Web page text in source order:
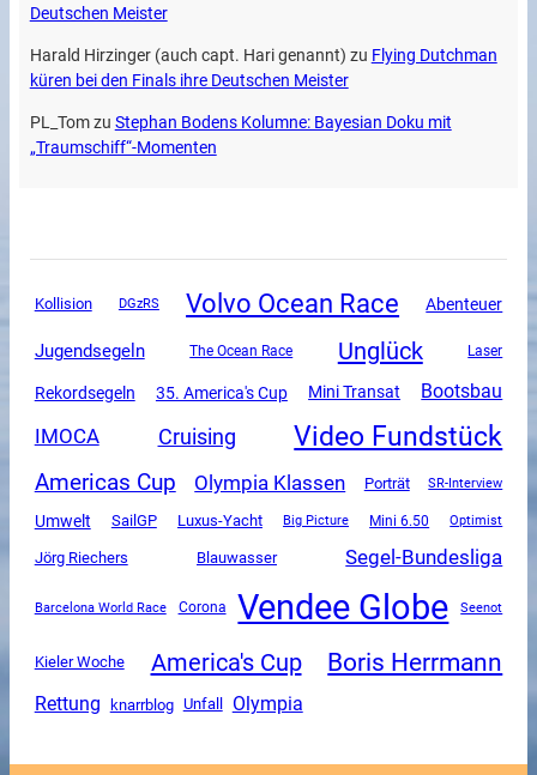
Deutschen Meister
Harald Hirzinger (auch capt. Hari genannt) zu Flying Dutchman
küren bei den Finals ihre Deutschen Meister
PL_Tomzu Stephan Bodens Kolumne: Bayesian Doku mit
„Traumschiff“-Momenten
Kollision DGzRS Volvo Ocean Race Abenteuer
Jugendsegeln The Ocean Race Unglück Laser
Rekordsegeln 35. America's Cup Mini Transat Bootsbau
IMOCA Cruising Video Fundstück
Americas Cup Olympia Klassen Porträt SR-Interview
Umwelt SailGP Luxus-Yacht Big Picture Mini 6.50 Optimist
Jörg Riechers Blauwasser Segel-Bundesliga
Barcelona World Race Corona Vendee Globe Seenot
Kieler Woche America's Cup Boris Herrmann
Rettung knarrblog Unfall Olympia